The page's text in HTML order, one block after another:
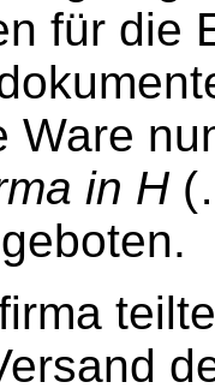
für die
Ware
in H